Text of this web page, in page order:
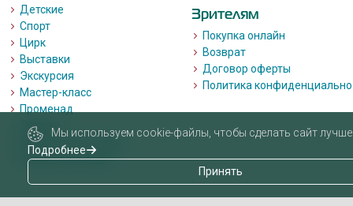
Детские
Спорт
Цирк
Выставки
Экскурсия
Мастер-класс
Променад
Лекции
Квизы, квесты, игры.
Пушкинская карта
Зрителям
Покупка онлайн
Возврат
Договор оферты
Политика
Мы используем cookie-файлы, чтобы сделать сайт лучше
Подробнее
Принять